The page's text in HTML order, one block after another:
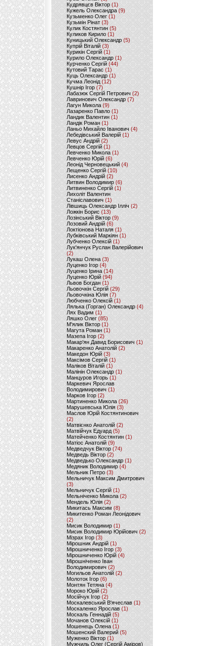
Кудрявцєв Віктор (1)
Кужель Олександра (9)
Кузьменко Олег (1)
Кузьмін Рінат(3)
Кулик Костянтин(5)
Куликов Кирило (1)
Куницький Олександр (5)
Купрій Віталій (3)
Курикін Сергій(1)
Курило Олександр (1)
Курченко Сергій (44)
Кутовий Тарас (1)
Куць Олександр (1)
Кучма Леонід (12)
Кушнір Ігор(7)
Лабазюк Сергій Петрович (2)
Лавринович Олександр(7)
Лагун Микола(9)
Лазаренко Павло (1)
Ландик Валентин (1)
Ландік Роман (1)
Ланьо Михайло Іванович(4)
Лебедівський Валерій(1)
Левус Андрій(2)
Левцов Сергій (1)
Левченко Микола (1)
Левченко Юрій (6)
Леонід Черновецький (4)
Лещенко Сергій (10)
Лисенко Андрій (2)
Литвин Володимир (6)
Литвиненко Сергій (1)
Лихоліт Валентин
Станіславович (1)
Лівшиць Олександр Ілліч (2)
Ложкін Борис(13)
Лозінський Віктор(9)
Лозовий Андрій (6)
Локтіонова Наталя (1)
Лубківський Маркіян(1)
Лубченко Олексій (1)
Лук'янчук Руслан Валерійович
(2)
Лукаш Олена (3)
Луценко Ігор (4)
Луценко Ірина (14)
Луценко Юрій (94)
Львов Богдан (1)
Льовочкін Сергій (29)
Льовочкіна Юлія(7)
Любченко Олексій(1)
Лялька (Горган) Олександр(4)
Лях Вадим (1)
Ляшко Олег (85)
М'ялик Віктор(1)
Магута Роман(1)
Мазепа Ігор (2)
Макар'ян Давид Борисович(1)
Макаренко Анатолій (2)
Македон Юрій(3)
Максімов Сергій (1)
Маліков Віталій (1)
Малінін Олександр (1)
Манцуров Игорь (1)
Маркевич Ярослав
Володимирович (1)
Марков Ігор (2)
Мартиненко Микола (26)
Марушевська Юлія (3)
Маслов Юрій Костянтинович
(2)
Матвієнко Анатолій (2)
Матвійчук Едуард(5)
Матейченко Костянтин (1)
Матіос Анатолій (9)
Медведчук Віктор(74)
Медведь Віктор (2)
Медведько Олександр (1)
Медяник Володимир(4)
Мельник Петро (3)
Мельничук Максим Дмитрович
(3)
Мельничук Сергій (1)
Мельніченко Микола (2)
Мендель Юлія (2)
Микитась Максим (8)
Микитенко Роман Леонідович
(2)
Мисик Володимир (1)
Мисик Володимир Юрійович(2)
Мізрах Ігор(3)
Мірошник Андрій(1)
Мірошниченко Ігор (3)
Мірошниченко Юрій(4)
Мірошніченко Іван
Володимирович (2)
Могильов Анатолій (2)
Молоток Ігор (6)
Монтян Тетяна (4)
Мороко Юрій(2)
Мосійчук Ігор (2)
Москалевський В'ячеслав (1)
Москаленко Ярослав (1)
Москаль Геннадій (5)
Мочанов Олексій(1)
Мошенець Олена(1)
Мошенский Валерий (5)
Муженко Віктор (1)
Мужчиль Олег (Сергій Аміров)